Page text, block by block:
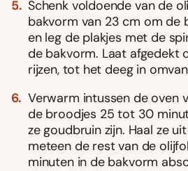
Schenk voldoende van de
bakvorm van 23 cm om de
en leg de plakjes met de
de bakvorm. Laat afgedekt
rijzen, tot het deeg in
Verwarm intussen de oven
de broodjes 25 tot 30
ze goudbruin zijn. Haal ze
meteen de rest van de
minuten in de bakvorm